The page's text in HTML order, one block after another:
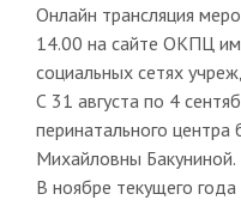
Онлайн трансляция
14.00 на сайте ОКПЦ
социальных сетях
С 31 августа по 4
перинатального
Михайловны Бакуниной.
В ноябре текущего